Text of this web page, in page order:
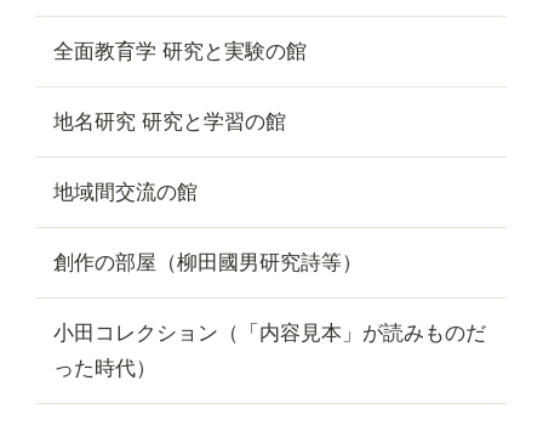
全面教育学 研究と実験の館
地名研究 研究と学習の館
地域間交流の館
創作の部屋（柳田國男研究詩等）
小田コレクション（「内容見本」が読みものだ
った時代）